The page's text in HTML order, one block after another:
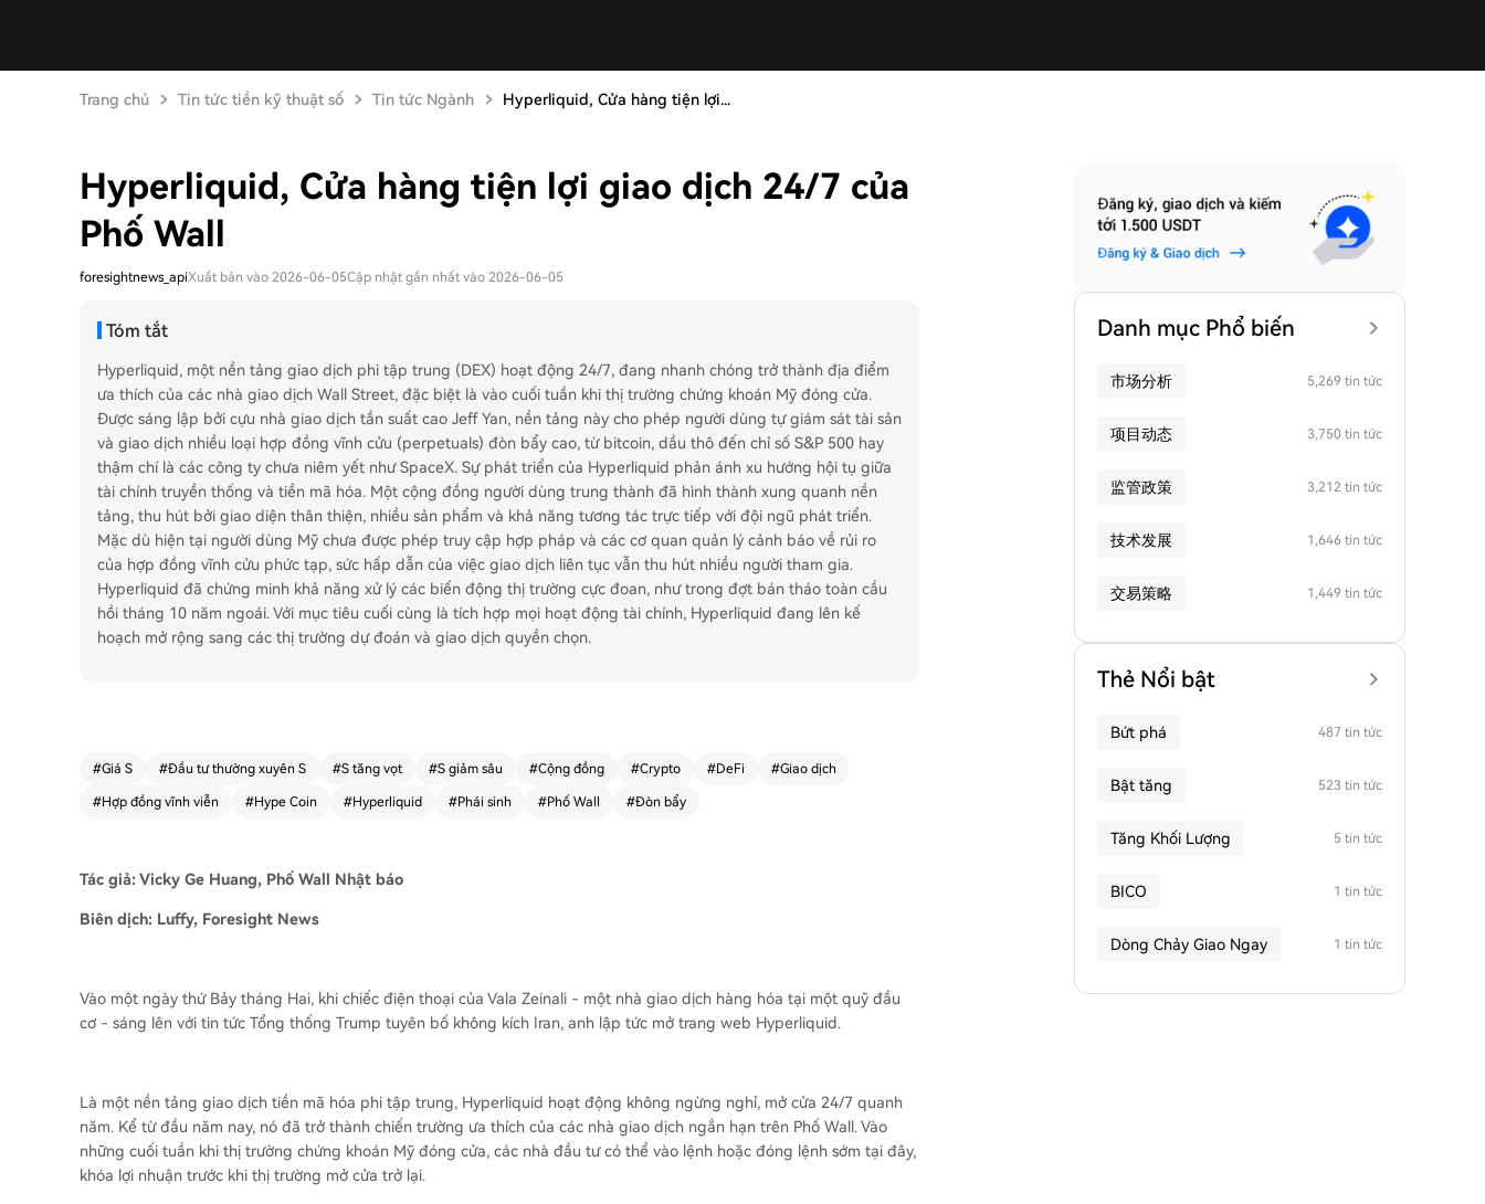
Trang chủ Tin tức tiền kỹ thuật số Tin tức Ngành Hyperliquid, Cửa hàng tiện lợi...
Hyperliquid, Cửa hàng tiện lợi giao dịch 24/7 của
Phố Wall
foresightnews_apiXuất bản vào 2026-06-05Cập nhật gần nhất vào 2026-06-05
Tóm tắt
Hyperliquid, một nền tảng giao dịch phi tập trung (DEX) hoạt động 24/7, đang nhanh chóng trở thành địa điểm
ưa thích của các nhà giao dịch Wall Street, đặc biệt là vào cuối tuần khi thị trường chứng khoán Mỹ đóng cửa.
Được sáng lập bởi cựu nhà giao dịch tần suất cao Jeff Yan, nền tảng này cho phép người dùng tự giám sát tài sản
và giao dịch nhiều loại hợp đồng vĩnh cửu (perpetuals) đòn bẩy cao, từ bitcoin, dầu thô đến chỉ số S&P 500 hay
thậm chí là các công ty chưa niêm yết như SpaceX. Sự phát triển của Hyperliquid phản ánh xu hướng hội tụ giữa
tài chính truyền thống và tiền mã hóa. Một cộng đồng người dùng trung thành đã hình thành xung quanh nền
tảng, thu hút bởi giao diện thân thiện, nhiều sản phẩm và khả năng tương tác trực tiếp với đội ngũ phát triển.
Mặc dù hiện tại người dùng Mỹ chưa được phép truy cập hợp pháp và các cơ quan quản lý cảnh báo về rủi ro
của hợp đồng vĩnh cửu phức tạp, sức hấp dẫn của việc giao dịch liên tục vẫn thu hút nhiều người tham gia.
Hyperliquid đã chứng minh khả năng xử lý các biến động thị trường cực đoan, như trong đợt bán tháo toàn cầu
hồi tháng 10 năm ngoái. Với mục tiêu cuối cùng là tích hợp mọi hoạt động tài chính, Hyperliquid đang lên kế
hoạch mở rộng sang các thị trường dự đoán và giao dịch quyền chọn.
#Giá S #Đầu tư thường xuyên S #S tăng vọt #S giảm sâu #Cộng đồng #Crypto #DeFi #Giao dịch
#Hợp đồng vĩnh viễn #Hype Coin #Hyperliquid #Phái sinh #Phố Wall #Đòn bẩy
Tác giả: Vicky Ge Huang, Phố Wall Nhật báo
Biên dịch: Luffy, Foresight News
Vào một ngày thứ Bảy tháng Hai, khi chiếc điện thoại của Vala Zeinali - một nhà giao dịch hàng hóa tại một quỹ đầu
cơ - sáng lên với tin tức Tổng thống Trump tuyên bố không kích Iran, anh lập tức mở trang web Hyperliquid.
Là một nền tảng giao dịch tiền mã hóa phi tập trung, Hyperliquid hoạt động không ngừng nghỉ, mở cửa 24/7 quanh
năm. Kể từ đầu năm nay, nó đã trở thành chiến trường ưa thích của các nhà giao dịch ngắn hạn trên Phố Wall. Vào
những cuối tuần khi thị trường chứng khoán Mỹ đóng cửa, các nhà đầu tư có thể vào lệnh hoặc đóng lệnh sớm tại đây,
khóa lợi nhuận trước khi thị trường mở cửa trở lại.
Danh mục Phổ biến
市场分析 5,269 tin tức
项目动态 3,750 tin tức
监管政策 3,212 tin tức
技术发展 1,646 tin tức
交易策略 1,449 tin tức
Thẻ Nổi bật
Bứt phá 487 tin tức
Bật tăng 523 tin tức
Tăng Khối Lượng 5 tin tức
BICO 1 tin tức
Dòng Chảy Giao Ngay 1 tin tức